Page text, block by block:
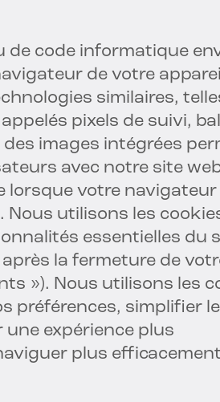
code informatique
de votre
similaires,
pixels de suivi,
des images intégrées
avec notre site
lorsque votre navigateur
Nous utilisons les
essentielles du
la fermeture de
»). Nous utilisons les
préférences, simplifier
expérience plus
plus